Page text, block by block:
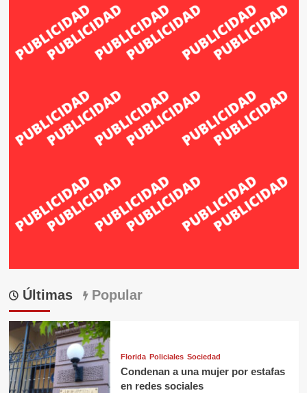
Últimas Popular
Florida Policiales Sociedad
Condenan a una mujer por estafas
en redes sociales